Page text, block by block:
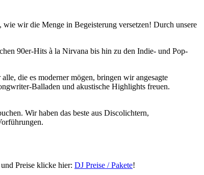
wie wir die Menge in Begeisterung versetzen! Durch unsere
90er-Hits à la Nirvana bis hin zu den Indie- und Pop-
die es moderner mögen, bringen wir angesagte
Balladen und akustische Highlights freuen.
Wir haben das beste aus Discolichtern,
Preise klicke hier: DJ Preise / Pakete!